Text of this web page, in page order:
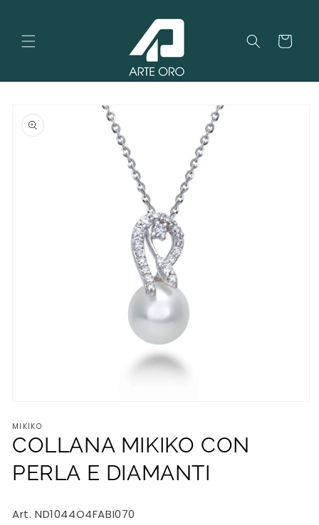
Carrello
informazioni
sul
prodotto
multimediali
1
in
modale
MIKIKO
COLLANA MIKIKO CON
PERLA E DIAMANTI
Art. ND1044O4FABI070